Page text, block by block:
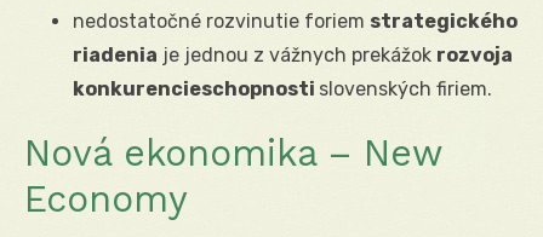
nedostatočné rozvinutie foriem strategického
riadenia je jednou z vážnych prekážok rozvoja
konkurencieschopnosti slovenských firiem.
Nová ekonomika – New
Economy